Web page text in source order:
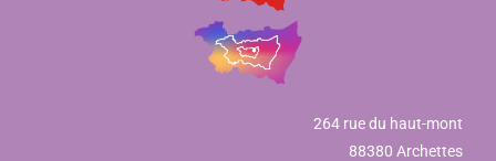
264 rue du haut-mont
88380 Archettes